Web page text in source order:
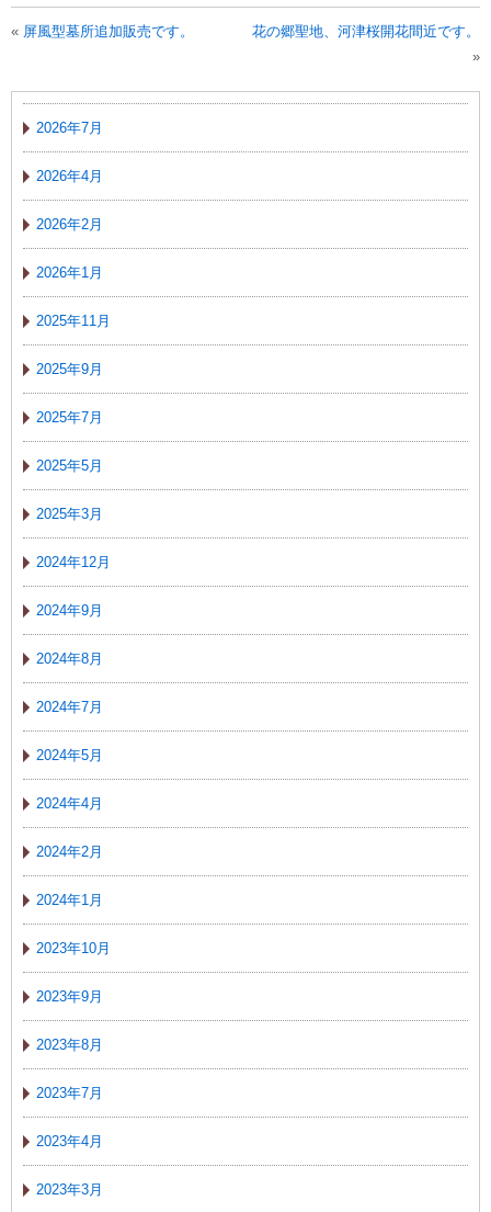
« 屏風型墓所追加販売です。
花の郷聖地、河津桜開花間近です。
»
2026年7月
2026年4月
2026年2月
2026年1月
2025年11月
2025年9月
2025年7月
2025年5月
2025年3月
2024年12月
2024年9月
2024年8月
2024年7月
2024年5月
2024年4月
2024年2月
2024年1月
2023年10月
2023年9月
2023年8月
2023年7月
2023年4月
2023年3月